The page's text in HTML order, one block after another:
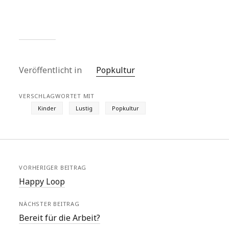
Veröffentlicht in Popkultur
VERSCHLAGWORTET MIT
Kinder
Lustig Popkultur
VORHERIGER BEITRAG
Happy Loop
NÄCHSTER BEITRAG
Bereit für die Arbeit?